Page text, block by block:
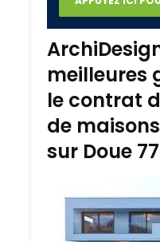
meilleures
le contrat
de
sur Doue